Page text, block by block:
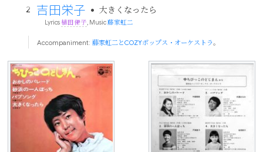
吉田栄子 • 大きくなったら
Lyrics植田俤子, Music藤家虹二
Accompaniment:藤家虹二とCOZYポップス・オーケストラ。